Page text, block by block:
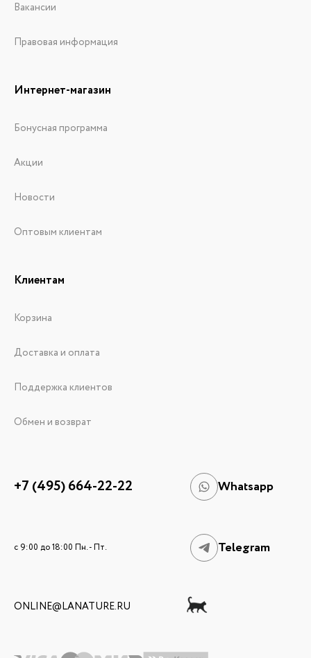
Вакансии
Правовая информация
Интернет-магазин
Бонусная программа
Акции
Новости
Оптовым клиентам
Клиентам
Корзина
Доставка и оплата
Поддержка клиентов
Обмен и возврат
+7 (495) 664-22-22 Whatsapp
c 9:00 до 18:00 Пн. - Пт. Telegram
ONLINE@LANATURE.RU